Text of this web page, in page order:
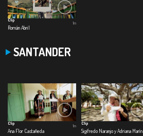
Clip
Román Abril
1m
SANTANDER
Clip
Ana Flor Castañeda
1m
Clip
Sigifredo Naranjo y Adriana Marín